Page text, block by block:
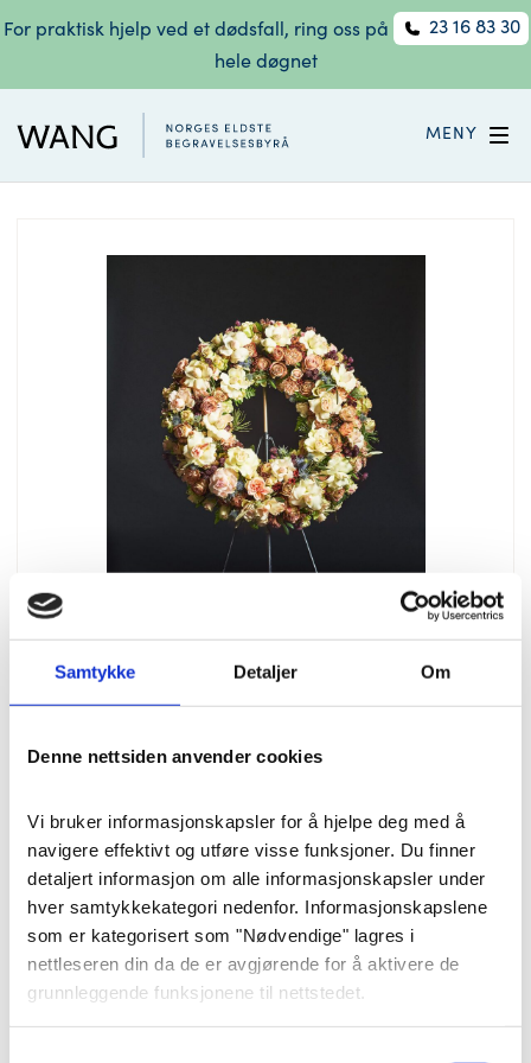
Samtykke Detaljer Om
Denne nettsiden anvender cookies
Vi bruker informasjonskapsler for å hjelpe deg med å
navigere effektivt og utføre visse funksjoner. Du finner
detaljert informasjon om alle informasjonskapsler under
hver samtykkekategori nedenfor. Informasjonskapslene
som er kategorisert som "Nødvendige" lagres i
nettleseren din da de er avgjørende for å aktivere de
grunnleggende funksjonene til nettstedet.
For praktisk hjelp ved et dødsfall, ring oss på
23 16 83 30
hele døgnet
MENY
Blomster
markblomster» str. M (50
cm)
En kraftig og flott krans med
forskjellige roser og ulike materialer
fra naturen.